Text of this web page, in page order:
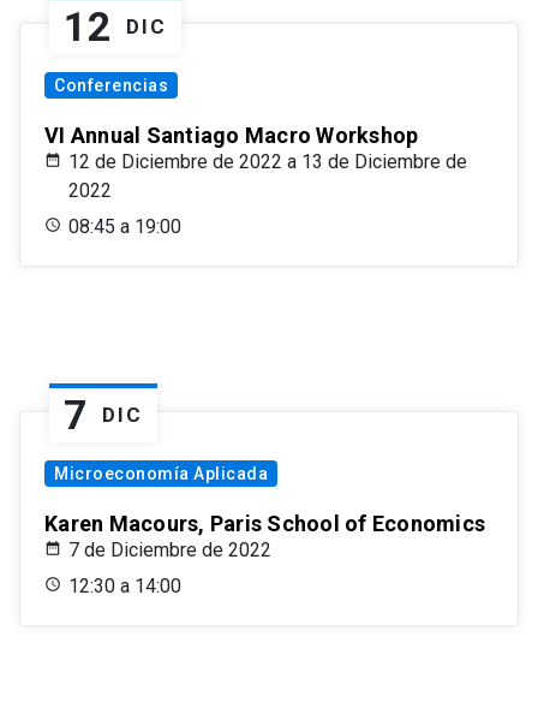
12 DIC
Conferencias
VI Annual Santiago Macro Workshop
12 de Diciembre de 2022 a 13 de Diciembre de
2022
08:45 a 19:00
7 DIC
Microeconomía Aplicada
Karen Macours, Paris School of Economics
7 de Diciembre de 2022
12:30 a 14:00